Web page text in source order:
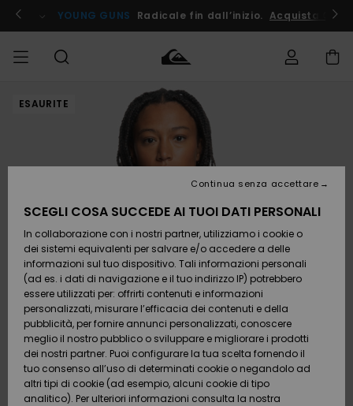
informazioni
prodotto
! YOUNG GUNS Radicale fin dall’inizio. Acquista Ora
UOMO Abbigliamento
Accessori
Calzature
e
infradito
Surf /
Acqua
Snow
Abbigliamento
Accessori
Calzature
e
infradito
Surf /
Acqua
Neve
Shop
Nuovi
Da
Scoprire
Snow
SURF
Surf Shop
Highlights
Comunità
SNOW
Snow
Uomo
Shop
Snow
Shop
Donna
Da
Scoprire
OUTLET
Outlet
Outlet
Donna
AIUTO &
CONTATTI
Accedi al tuo
ordine
Spedizione
Pagamento
Buono regalo
Quiksilver
Freedom
Protezione
dei dati
ESAURITE
SCEGLI COSA SUCCEDE AI TUOI DATI PERSONALI
In collaborazione con i nostri partner, utilizziamo i cookie o
dei sistemi equivalenti per salvare e/o accedere a delle
informazioni sul tuo dispositivo. Tali informazioni personali
(ad es. i dati di navigazione e il tuo indirizzo IP) potrebbero
essere utilizzati per: offrirti contenuti e informazioni
personalizzati, misurare l’efficacia dei contenuti e della
pubblicità, per fornire annunci personalizzati, conoscere
meglio il nostro pubblico o sviluppare e migliorare i prodotti
dei nostri partner. Puoi configurare la tua scelta fornendo il
tuo consenso all’uso di determinati cookie o negandolo ad
altri tipi di cookie (ad esempio, alcuni cookie di tipo
analitico). Per ulteriori informazioni consulta la nostra
Continua senza accettare